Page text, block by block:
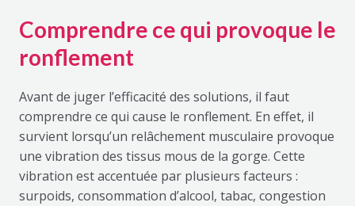
Comprendre ce qui provoque le
ronflement
Avant de juger l’efficacité des solutions, il faut
comprendre ce qui cause le ronflement. En effet, il
survient lorsqu’un relâchement musculaire provoque
une vibration des tissus mous de la gorge. Cette
vibration est accentuée par plusieurs facteurs :
surpoids, consommation d’alcool, tabac, congestion